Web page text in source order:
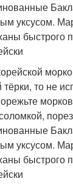
тёрки, то не